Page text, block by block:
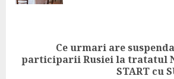
Next
Ce urmari are
participarii Rusiei la tratatul
START cu